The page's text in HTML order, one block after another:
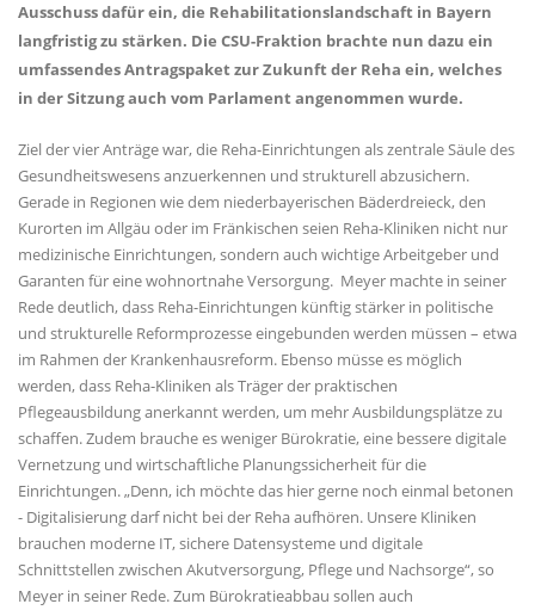
Ausschuss dafür ein, die Rehabilitationslandschaft in Bayern
langfristig zu stärken. Die CSU-Fraktion brachte nun dazu ein
umfassendes Antragspaket zur Zukunft der Reha ein, welches
in der Sitzung auch vom Parlament angenommen wurde.
Ziel der vier Anträge war, die Reha-Einrichtungen als zentrale Säule des
Gesundheitswesens anzuerkennen und strukturell abzusichern.
Gerade in Regionen wie dem niederbayerischen Bäderdreieck, den
Kurorten im Allgäu oder im Fränkischen seien Reha-Kliniken nicht nur
medizinische Einrichtungen, sondern auch wichtige Arbeitgeber und
Garanten für eine wohnortnahe Versorgung. Meyer machte in seiner
Rede deutlich, dass Reha-Einrichtungen künftig stärker in politische
und strukturelle Reformprozesse eingebunden werden müssen – etwa
im Rahmen der Krankenhausreform. Ebenso müsse es möglich
werden, dass Reha-Kliniken als Träger der praktischen
Pflegeausbildung anerkannt werden, um mehr Ausbildungsplätze zu
schaffen. Zudem brauche es weniger Bürokratie, eine bessere digitale
Vernetzung und wirtschaftliche Planungssicherheit für die
Einrichtungen. „Denn, ich möchte das hier gerne noch einmal betonen
- Digitalisierung darf nicht bei der Reha aufhören. Unsere Kliniken
brauchen moderne IT, sichere Datensysteme und digitale
Schnittstellen zwischen Akutversorgung, Pflege und Nachsorge“, so
Meyer in seiner Rede. Zum Bürokratieabbau sollen auch